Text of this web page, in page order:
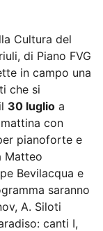
Cultura del
di Piano FVG
in campo una
che si
30 luglio a
con
pianoforte e
Matteo
Bevilacqua e
saranno
A. Siloti
canti I,